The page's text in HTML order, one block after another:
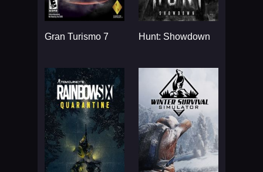
Gran Turismo 7 Hunt: Showdown